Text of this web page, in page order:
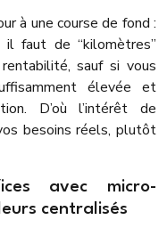
à une course de fond :
il faut de “kilomètres”
sauf si vous
élevée et
D’où l’intérêt de
besoins réels, plutôt
avec micro-
centralisés